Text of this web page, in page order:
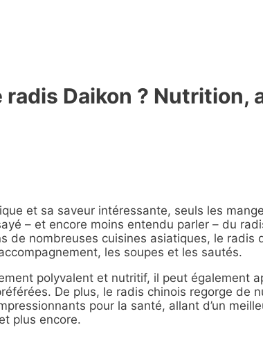
radis Daikon ? Nutrition,
et sa saveur intéressante, seuls les
– et encore moins entendu parler – du
de nombreuses cuisines asiatiques, le radis
les soupes et les sautés.
polyvalent et nutritif, il peut également
De plus, le radis chinois regorge de
pour la santé, allant d’un
plus encore.